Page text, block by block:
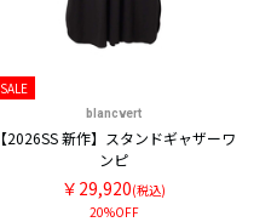
SALE
blancvert
【2026SS 新作】スタンドギャザーワ
ンピ
￥29,920(税込)
20%OFF